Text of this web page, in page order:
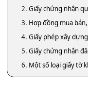
2. Giấy chứng nhận
3. Hợp đồng mua
4. Giấy phép xây dựng
5. Giấy chứng nhận
6. Một số loại giấy tờ